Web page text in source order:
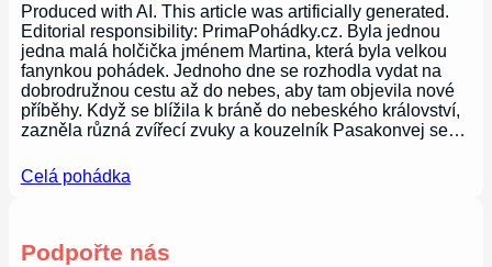
Produced with AI. This article was artificially generated.
Editorial responsibility: PrimaPohádky.cz. Byla jednou
jedna malá holčička jménem Martina, která byla velkou
fanynkou pohádek. Jednoho dne se rozhodla vydat na
dobrodružnou cestu až do nebes, aby tam objevila nové
příběhy. Když se blížila k bráně do nebeského království,
zazněla různá zvířecí zvuky a kouzelník Pasakonvej se…
Celá pohádka
Podpořte nás